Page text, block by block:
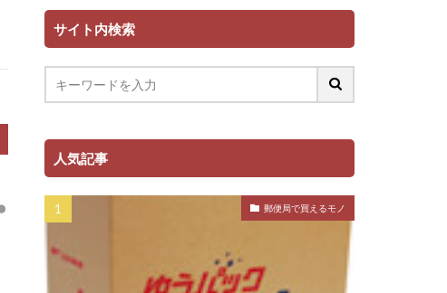
サイト内検索
人気記事
郵便局で買えるモノ